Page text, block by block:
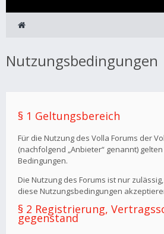
Nutzungsbedingungen
§ 1 Geltungsbereich
Für die Nutzung des Volla Forums der
(nachfolgend „Anbieter“ genannt)
Bedingungen.
Die Nutzung des Forums ist nur
diese Nutzungsbedingungen
§ 2 Registrierung,
gegenstand